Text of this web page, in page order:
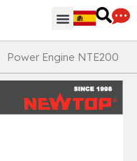
Power Engine NTE200